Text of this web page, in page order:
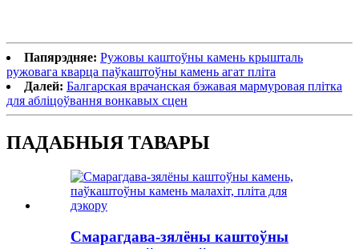
Папярэдняе: Ружовы каштоўны камень крышталь
ружовага кварца паўкаштоўны камень агат пліта
Далей: Балгарская врачанская бэжавая мармуровая плітка
для абліцоўвання вонкавых сцен
ПАДАБНЫЯ ТАВАРЫ
Смарагдава-зялёны каштоўны